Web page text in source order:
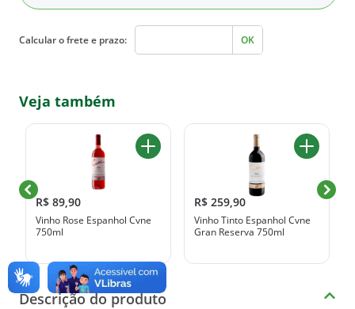
Calcular o frete e prazo: OK
Veja também
R$ 89,90
Vinho Rose Espanhol Cvne
750ml
R$ 259,90
Vinho Tinto Espanhol Cvne
Gran Reserva 750ml
Descrição do produto